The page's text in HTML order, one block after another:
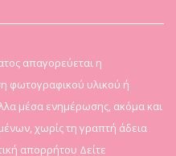
απαγορεύεται η
φωτογραφικού υλικού ή
μέσα ενημέρωσης, ακόμα και
χωρίς τη γραπτή άδεια
απορρήτου Δείτε